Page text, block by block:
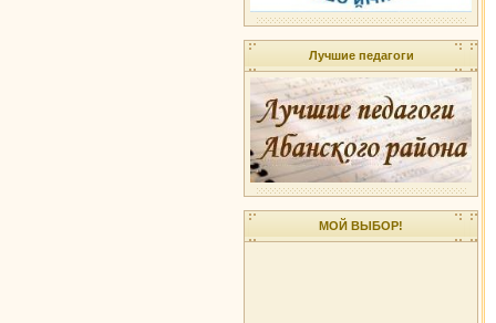
Лучшие педагоги
МОЙ ВЫБОР!